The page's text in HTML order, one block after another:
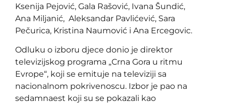
Ksenija Pejović, Gala Rašović, Ivana Šundić,
Ana Miljanić, Aleksandar Pavlićević, Sara
Pečurica, Kristina Naumović i Ana Ercegovic.
Odluku o izboru djece donio je direktor
televizijskog programa „Crna Gora u ritmu
Evrope“, koji se emituje na televiziji sa
nacionalnom pokrivenoscu. Izbor je pao na
sedamnaest koji su se pokazali kao